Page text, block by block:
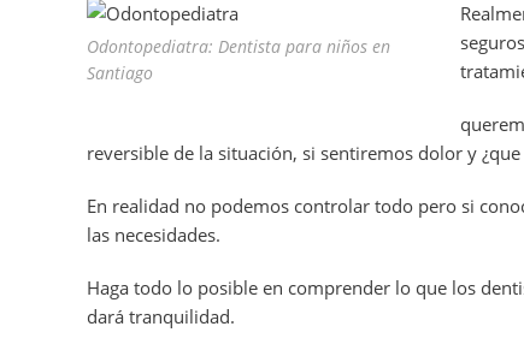
Odontopediatra: Dentista para niños en
Santiago
reversible de la situación, si sentiremos dolor y ¿que
En realidad no podemos controlar todo pero si
las necesidades.
Haga todo lo posible en comprender lo que los
dará tranquilidad.